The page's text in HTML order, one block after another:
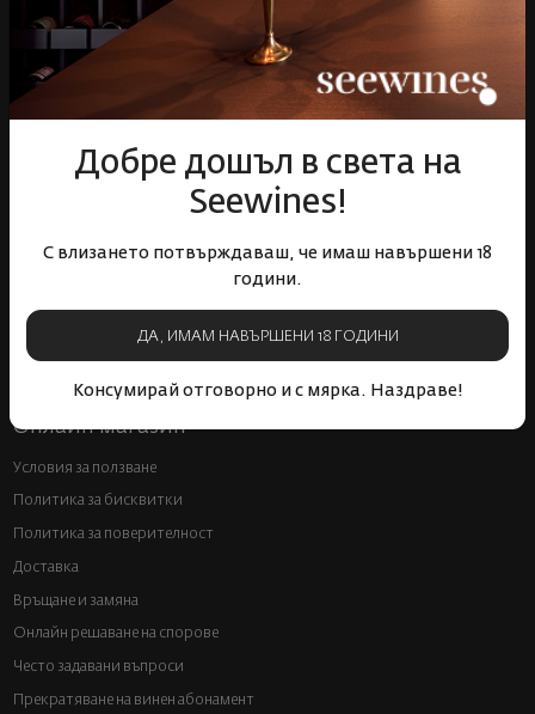
Добре дошъл в света на
Seewines!
С влизането потвърждаваш, че имаш навършени 18
години.
ДА, ИМАМ НАВЪРШЕНИ 18 ГОДИНИ
Консумирай отговорно и с мярка. Наздраве!
Пазарувай
ВИНО
Спиртни
Бели вина Червени вина Пенливи вина
Онлайн магазин
Условия за ползване
Политика за бисквитки
Политика за поверителност
Доставка
Връщане и замяна
Онлайн решаване на спорове
Често задавани въпроси
Прекратяване на винен абонамент